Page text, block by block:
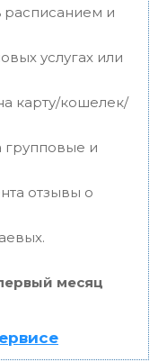
расписанием и
услугах или
карту/кошелек/
групповые и
отзывы о
месяц